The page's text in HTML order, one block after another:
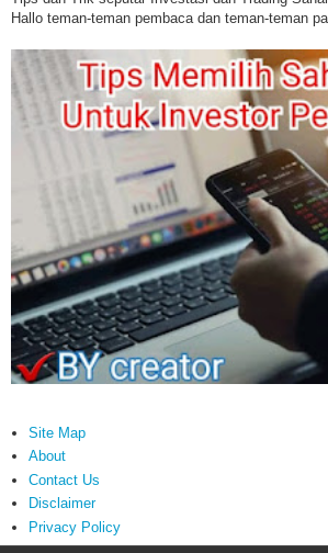
Hallo teman-teman pembaca dan teman-teman
Site Map
About
Contact Us
Disclaimer
Privacy Policy